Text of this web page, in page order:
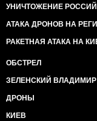
УНИЧТОЖЕНИЕ
АТАКА ДРОНОВ НА
РАКЕТНАЯ АТАКА НА
ОБСТРЕЛ
ЗЕЛЕНСКИЙ ВЛАДИМИР
ДРОНЫ
КИЕВ